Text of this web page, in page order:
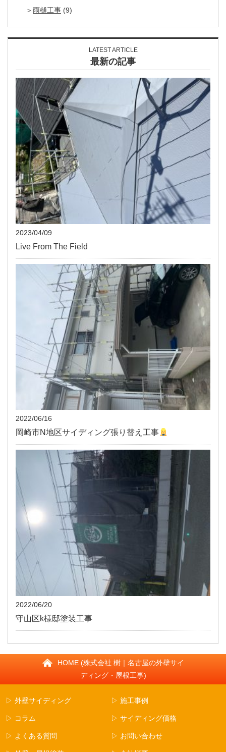
雨樋工事 (9)
LATEST ARTICLE
最新の記事
2023/04/09
Live From The Field
2022/06/16
岡崎市N地区サイディング張り替え工事
2022/06/20
守山区k様邸塗装工事
HOME (株式会社 樹｜名古屋の外壁サイ
ディング・屋根工事)
▷ 外壁サイディング ▷ 施工事例
▷ コラム ▷ サイディング価格
▷ よくある質問 ▷ お問い合わせ